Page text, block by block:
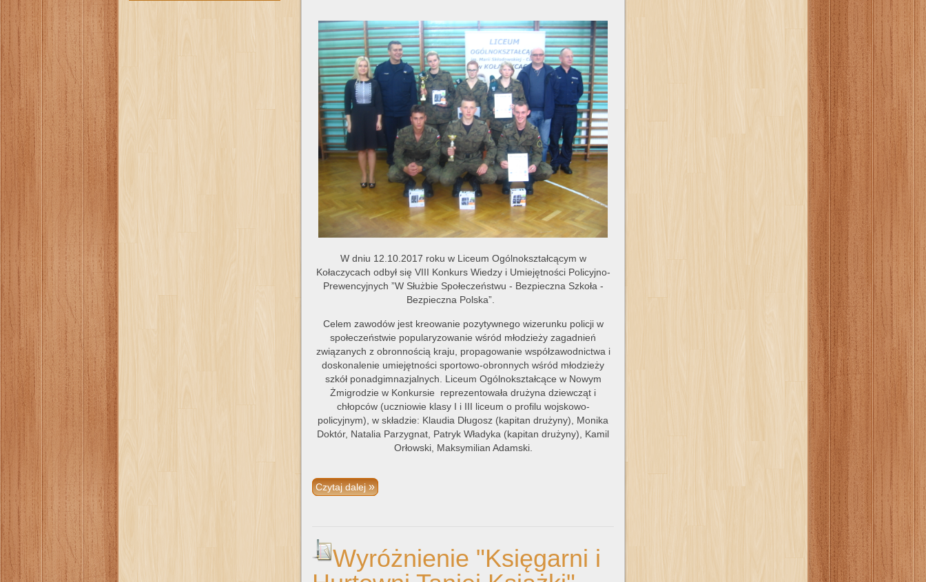
W dniu 12.10.2017 roku w Liceum Ogólnokształcącym w
Kołaczycach odbył się VIII Konkurs Wiedzy i Umiejętności Policyjno-
Prewencyjnych ”W Służbie Społeczeństwu - Bezpieczna Szkoła -
Bezpieczna Polska”.
Celem zawodów jest kreowanie pozytywnego wizerunku policji w
społeczeństwie popularyzowanie wśród młodzieży zagadnień
związanych z obronnością kraju, propagowanie współzawodnictwa i
doskonalenie umiejętności sportowo-obronnych wśród młodzieży
szkół ponadgimnazjalnych. Liceum Ogólnokształcące w Nowym
Żmigrodzie w Konkursie reprezentowała drużyna dziewcząt i
chłopców (uczniowie klasy I i III liceum o profilu wojskowo-
policyjnym), w składzie: Klaudia Długosz (kapitan drużyny), Monika
Doktór, Natalia Parzygnat, Patryk Władyka (kapitan drużyny), Kamil
Orłowski, Maksymilian Adamski.
Czytaj dalej
Wyróżnienie "Księgarni i